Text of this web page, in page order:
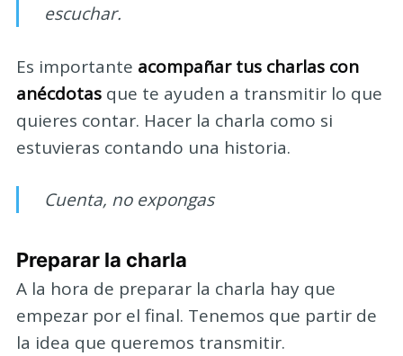
escuchar.
Es importante acompañar tus charlas con
anécdotasque te ayuden a transmitir lo que
quieres contar. Hacer la charla como si
estuvieras contando una historia.
Cuenta, no expongas
Preparar la charla
A la hora de preparar la charla hay que
empezar por el final. Tenemos que partir de
la idea que queremos transmitir.